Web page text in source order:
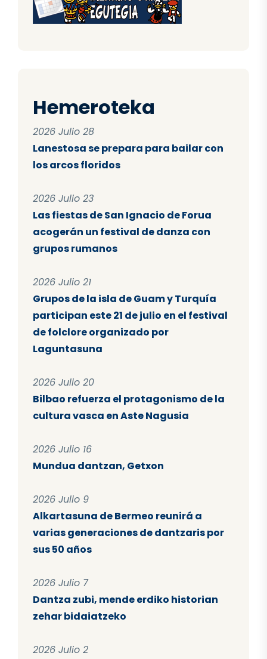
Hemeroteka
2026 Julio 28
Lanestosa se prepara para bailar con
los arcos floridos
2026 Julio 23
Las fiestas de San Ignacio de Forua
acogerán un festival de danza con
grupos rumanos
2026 Julio 21
Grupos de la isla de Guam y Turquía
participan este 21 de julio en el festival
de folclore organizado por
Laguntasuna
2026 Julio 20
Bilbao refuerza el protagonismo de la
cultura vasca en Aste Nagusia
2026 Julio 16
Mundua dantzan, Getxon
2026 Julio 9
Alkartasuna de Bermeo reunirá a
varias generaciones de dantzaris por
sus 50 años
2026 Julio 7
Dantza zubi, mende erdiko historian
zehar bidaiatzeko
2026 Julio 2